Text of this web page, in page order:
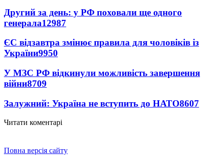
Другий за день: у РФ поховали ще одного
генерала12987
ЄС відзавтра змінює правила для чоловіків із
України9950
У МЗС РФ відкинули можливість завершення
війни8709
Залужний: Україна не вступить до НАТО8607
Читати коментарі
Повна версія сайту